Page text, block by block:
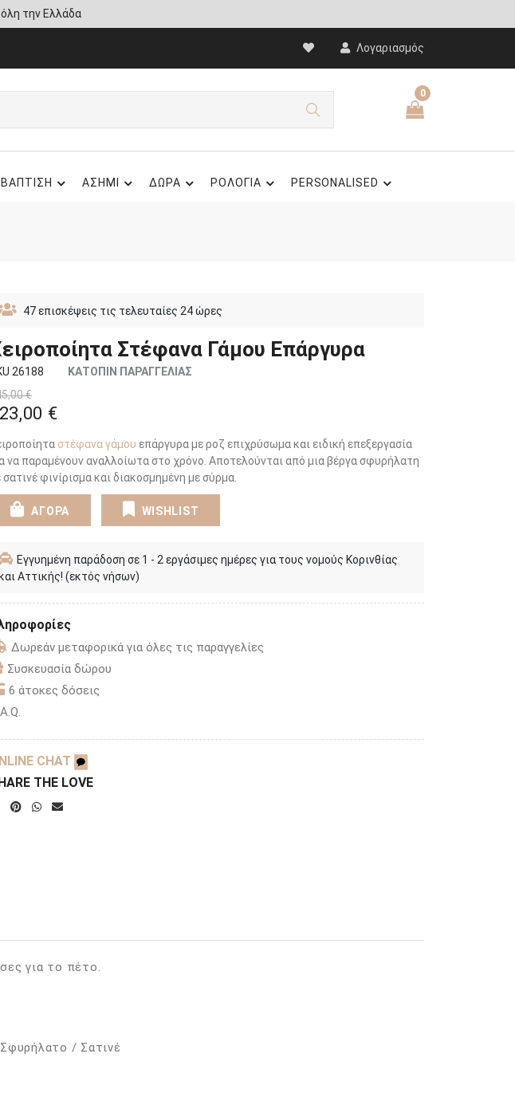
επιστροφής
Λογαριασμός
0
ΒΑΠΤΙΣΗ ΑΣΗΜΙ ΔΩΡΑ ΡΟΛΟΓΙΑ PERSONALISED
47επισκέψεις τις τελευταίες 24 ώρες
Στέφανα Γάμου Επάργυρα
26188
ΚΑΤΟΠΙΝ ΠΑΡΑΓΓΕΛΙΑΣ
€
€
στέφανα γάμου επάργυρα με ροζ επιχρύσωμα και ειδική επεξεργασία
να παραμένουν αναλλοίωτα στο χρόνο. Αποτελούνται από μια βέργα σφυρήλατη
σατινέ φινίρισμα και διακοσμημένη με σύρμα.
ΑΓΟΡΑ WISHLIST
Εγγυημένη παράδοση σε 1 - 2 εργάσιμες ημέρες για τους νομούς Κορινθίας
Αττικής! (εκτός νήσων)
Δωρεάν μεταφορικά για όλες τις παραγγελίες
Συσκευασία δώρου
6 άτοκες δόσεις
CHAT
THE LOVE
για το πέτο.
Σφυρήλατο / Σατινέ